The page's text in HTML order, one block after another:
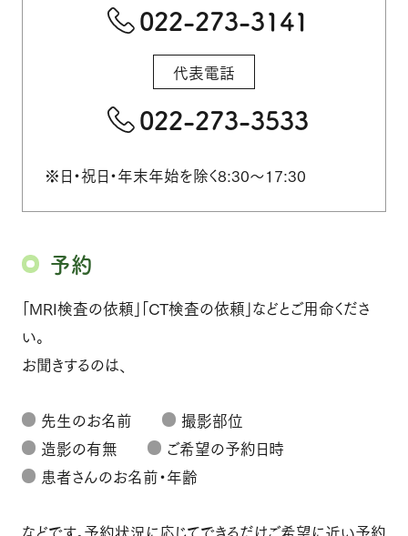
022-273-3141
代表電話
022-273-3533
※日・祝日・年末年始を除く8:30～17:30
予約
「MRI検査の依頼」「CT検査の依頼」などとご用命くださ
い。
お聞きするのは、
先生のお名前
撮影部位
造影の有無
ご希望の予約日時
患者さんのお名前・年齢